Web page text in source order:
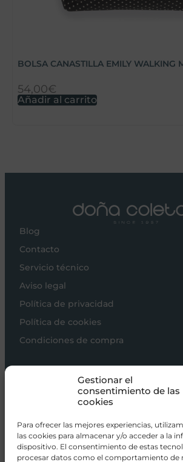
Gestionar el
consentimiento de las
cookies
Para ofrecer las mejores experiencias,
las cookies para almacenar y/o acceder a la
dispositivo. El consentimiento de estas
procesar datos como el comportamiento de
BOLSA CANASTILLA EMILY WALKING
54,00€
Añadir al carrito
Blog
Contacto
Servicio técnico
Aviso legal
Política de privacidad
Política de cookies
Condiciones de compra
Carros de bebé
Sillas de paseo
Alimentación
Hogar